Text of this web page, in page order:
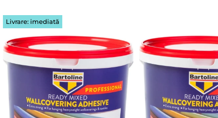
Livrare: imediată